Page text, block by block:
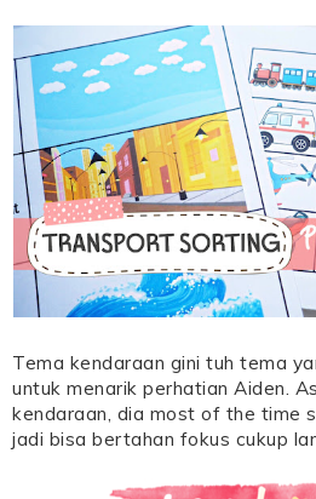
Tema kendaraan gini tuh tema
untuk menarik perhatian Aiden.
kendaraan, dia most of the time
jadi bisa bertahan fokus cukup